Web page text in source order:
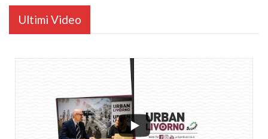
Ultimi Video